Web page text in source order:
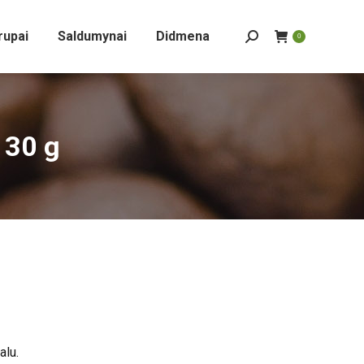
Saldumynai Didmena Search: 0
g